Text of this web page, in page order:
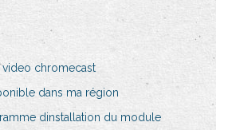
video chromecast
dans ma région
dinstallation du module